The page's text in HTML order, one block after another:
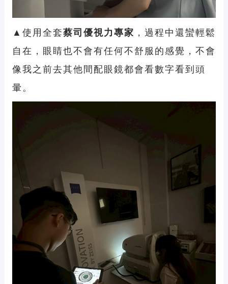
▲使用全套蔡司優視力專家 ，過程中還蠻輕鬆
自在，眼睛也不會有任何不舒服的感覺，不會
像我之前去其他間配眼鏡都會看數字看到頭
暈。